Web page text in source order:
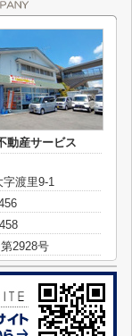
動産サービス
字渡里9-1
2928号